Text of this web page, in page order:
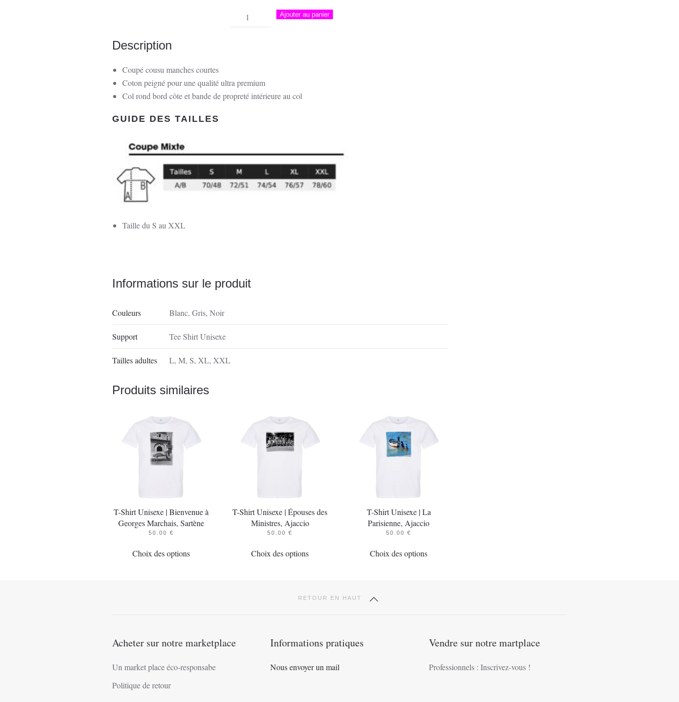
quantité
de
Ajouter au panier
Description
Coupé cousu manches courtes
Coton peigné pour une qualité ultra premium
Col rond bord côte et bande de propreté intérieure au col
GUIDE DES TAILLES
Taille du S au XXL
Informations sur le produit
Couleurs Blanc, Gris, Noir
Support Tee Shirt Unisexe
Tailles adultes L, M, S, XL, XXL
Produits similaires
T-Shirt Unisexe | Bienvenue à
Georges Marchais, Sartène
50.00€
Choix des optionsproduit
être
sur
T-Shirt Unisexe | Épouses des
Ministres, Ajaccio
50.00€
Choix des optionsproduit
variations.
être
T-Shirt Unisexe | La
Parisienne, Ajaccio
50.00€
Choix des optionsproduit
être
RETOUR EN HAUT
Acheter sur notre marketplace
Un market place éco-responsabe
Politique de retour
Informations pratiques
Nous envoyer un mail
Vendre sur notre martplace
Professionnels : Inscrivez-vous !